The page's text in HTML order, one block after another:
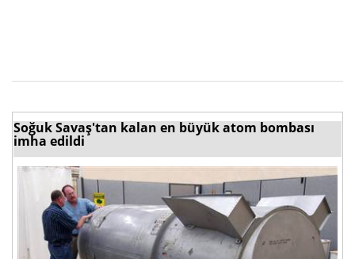
Soğuk Savaş'tan kalan en büyük atom bombası
imha edildi